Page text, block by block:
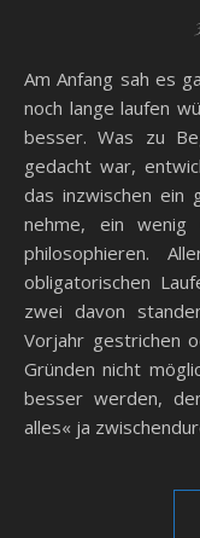
Am Anfang sah es ganz und gar nicht danach aus, dass es
noch lange laufen
besser. Was zu
gedacht war,
das inzwischen ein
nehme, ein wenig
philosophieren.
obligatorischen
zwei davon
Vorjahr gestrichen
Gründen nicht
besser werden,
alles« ja